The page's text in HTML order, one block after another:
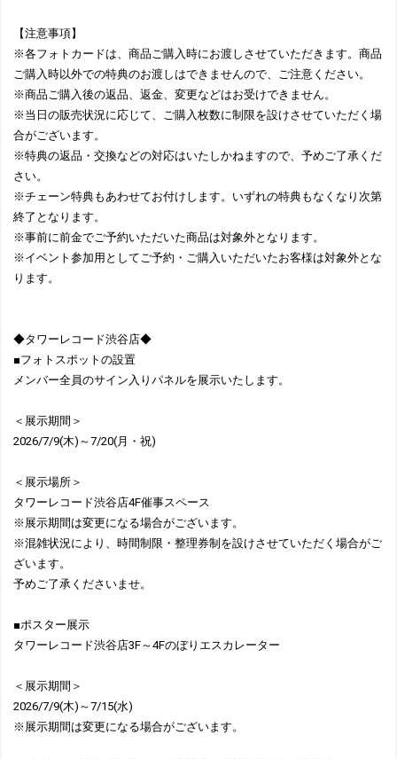
【注意事項】
※各フォトカードは、商品ご購入時にお渡しさせていただきます。商品
ご購入時以外での特典のお渡しはできませんので、ご注意ください。
※商品ご購入後の返品、返金、変更などはお受けできません。
※当日の販売状況に応じて、ご購入枚数に制限を設けさせていただく場
合がございます。
※特典の返品・交換などの対応はいたしかねますので、予めご了承くだ
さい。
※チェーン特典もあわせてお付けします。いずれの特典もなくなり次第
終了となります。
※事前に前金でご予約いただいた商品は対象外となります。
※イベント参加用としてご予約・ご購入いただいたお客様は対象外とな
ります。
◆タワーレコード渋谷店◆
■フォトスポットの設置
メンバー全員のサイン入りパネルを展示いたします。
＜展示期間＞
2026/7/9(木)～7/20(月・祝)
＜展示場所＞
タワーレコード渋谷店4F催事スペース
※展示期間は変更になる場合がございます。
※混雑状況により、時間制限・整理券制を設けさせていただく場合がご
ざいます。
予めご了承くださいませ。
■ポスター展示
タワーレコード渋谷店3F～4Fのぼりエスカレーター
＜展示期間＞
2026/7/9(木)～7/15(水)
※展示期間は変更になる場合がございます。